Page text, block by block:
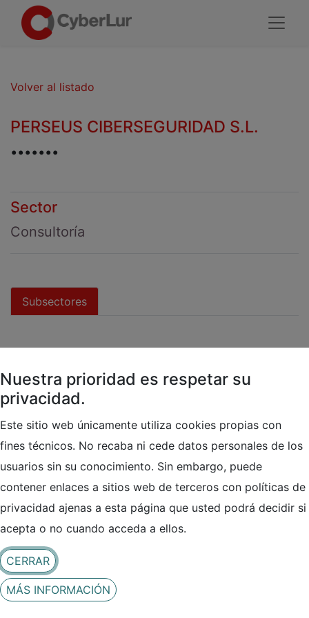
Volver al listado
PERSEUS CIBERSEGURIDAD S.L.
.......
Sector
Consultoría
Subsectores
Contacto
LOCALIZACIÓN
PARQUE TECNOLÓGICO DE BIZKAIA, EDIF
Nuestra prioridad es respetar su
privacidad.
Este sitio web únicamente utiliza cookies propias con
fines técnicos. No recaba ni cede datos personales de los
usuarios sin su conocimiento. Sin embargo, puede
contener enlaces a sitios web de terceros con políticas de
privacidad ajenas a esta página que usted podrá decidir si
acepta o no cuando acceda a ellos.
CERRAR
MÁS INFORMACIÓN